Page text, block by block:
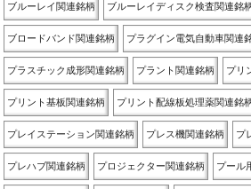
ブルーレイ関連銘柄 ブルーレイディスク検査関連銘
ブロードバンド関連銘柄 プラグイン電気自動車関連
プラスチック成形関連銘柄 プラント関連銘柄 プリ
プリント基板関連銘柄 プリント配線板処理薬関連銘
プレイステーション関連銘柄 プレス機関連銘柄 プ
プレハブ関連銘柄 プロジェクター関連銘柄 プール